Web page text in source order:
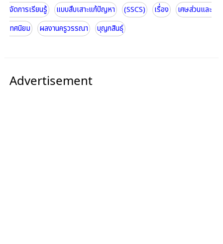
จัดการเรียนรู้
แบบสืบเสาะแก้ปัญหา (SSCS) เรื่อง
เศษส่วนและ
ทศนิยม
ผลงานครูวรรณา บุญกสินธุ์
Advertisement